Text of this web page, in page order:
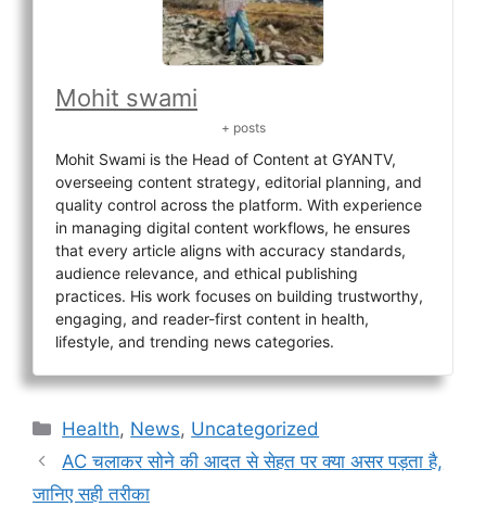
Mohit swami
+ posts
Mohit Swami is the Head of Content at GYANTV,
overseeing content strategy, editorial planning, and
quality control across the platform. With experience
in managing digital content workflows, he ensures
that every article aligns with accuracy standards,
audience relevance, and ethical publishing
practices. His work focuses on building trustworthy,
engaging, and reader-first content in health,
lifestyle, and trending news categories.
Categories
Health, News, Uncategorized
AC चलाकर सोने की आदत से सेहत पर क्या असर पड़ता है,
जानिए सही तरीका